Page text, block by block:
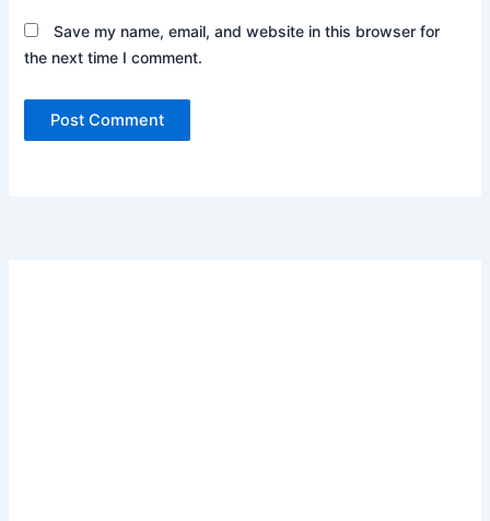
Save my name, email, and website in this browser for
the next time I comment.